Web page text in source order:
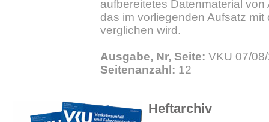
aufbereitetes Datenmaterial von
das im vorliegenden Aufsatz mit
verglichen wird.
Ausgabe, Nr, Seite: VKU 07/
Seitenanzahl: 12
Heftarchiv